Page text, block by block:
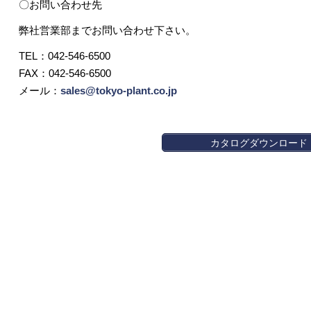
〇お問い合わせ先
弊社営業部までお問い合わせ下さい。
TEL：042-546-6500
FAX：042-546-6500
メール： sales@tokyo-plant.co.jp
カタログダウンロード